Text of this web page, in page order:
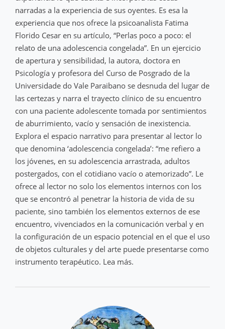
narradas a la experiencia de sus oyentes. Es esa la
experiencia que nos ofrece la psicoanalista Fatima
Florido Cesar en su artículo, “Perlas poco a poco: el
relato de una adolescencia congelada”. En un ejercicio
de apertura y sensibilidad, la autora, doctora en
Psicología y profesora del Curso de Posgrado de la
Universidade do Vale Paraibano se desnuda del lugar de
las certezas y narra el trayecto clínico de su encuentro
con una paciente adolescente tomada por sentimientos
de aburrimiento, vacío y sensación de inexistencia.
Explora el espacio narrativo para presentar al lector lo
que denomina ‘adolescencia congelada’: “me refiero a
los jóvenes, en su adolescencia arrastrada, adultos
postergados, con el cotidiano vacío o atemorizado”. Le
ofrece al lector no solo los elementos internos con los
que se encontró al penetrar la historia de vida de su
paciente, sino también los elementos externos de ese
encuentro, vivenciados en la comunicación verbal y en
la configuración de un espacio potencial en el que el uso
de objetos culturales y del arte puede presentarse como
instrumento terapéutico. Lea más.